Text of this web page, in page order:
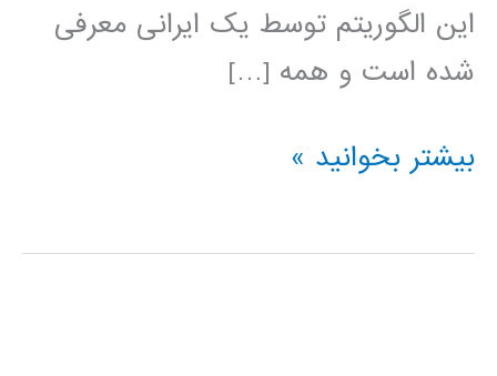
این الگوریتم توسط یک ایرانی معرفی
شده است و همه […]
الگوریتم
سازی
بیشتر بخوانید »